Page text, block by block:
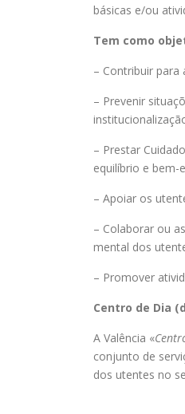
básicas e/ou
Tem como
– Contribuir para
– Prevenir
– Prestar
equilíbrio e bem-
– Apoiar os
– Colaborar ou
mental dos
– Promover
Centro de Dia
A Valência «
conjunto de
dos utentes no